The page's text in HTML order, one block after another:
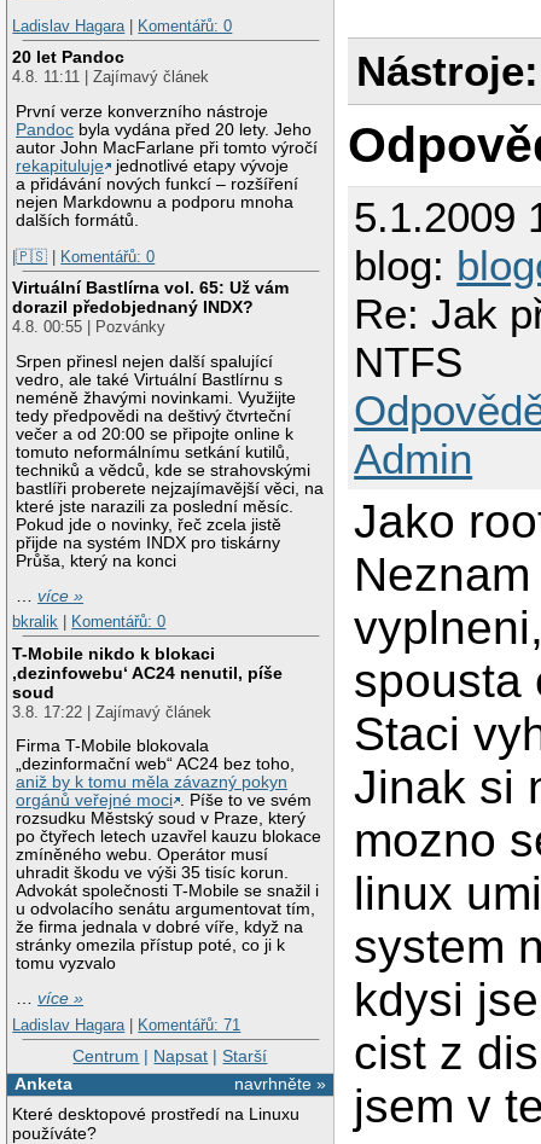
Ladislav Hagara | Komentářů: 0
20 let Pandoc
4.8. 11:11 | Zajímavý článek
První verze konverzního nástroje
Pandoc byla vydána před 20 lety. Jeho
autor John MacFarlane při tomto výročí
rekapituluje
jednotlivé etapy vývoje
a přidávání nových funkcí – rozšíření
nejen Markdownu a podporu mnoha
dalších formátů.
|🇵🇸 | Komentářů: 0
Virtuální Bastlírna vol. 65: Už vám
dorazil předobjednaný INDX?
4.8. 00:55 | Pozvánky
Srpen přinesl nejen další spalující
vedro, ale také Virtuální Bastlírnu s
neméně žhavými novinkami. Využijte
tedy předpovědi na deštivý čtvrteční
večer a od 20:00 se připojte online k
tomuto neformálnímu setkání kutilů,
techniků a vědců, kde se strahovskými
bastlíři proberete nejzajímavější věci, na
které jste narazili za poslední měsíc.
Pokud jde o novinky, řeč zcela jistě
přijde na systém INDX pro tiskárny
Průša, který na konci
…více »
bkralik
Komentářů: 0
T-Mobile nikdo k blokaci
‚dezinfowebu‘ AC24 nenutil, píše
soud
3.8. 17:22 | Zajímavý článek
Firma T-Mobile blokovala
„dezinformační web“ AC24 bez toho,
aniž by k tomu měla závazný pokyn
orgánů veřejné moci . Píše to ve svém
rozsudku Městský soud v Praze, který
po čtyřech letech uzavřel kauzu blokace
zmíněného webu. Operátor musí
uhradit škodu ve výši 35 tisíc korun.
Advokát společnosti T-Mobile se snažil i
u odvolacího senátu argumentovat tím,
že firma jednala v dobré víře, když na
stránky omezila přístup poté, co ji k
tomu vyzvalo
…více »
Ladislav Hagara | Komentářů: 71
Centrum | Napsat |Starší
navrhněte »
Anketa
Které desktopové prostředí na Linuxu
používáte?
Nástroje:
5.1.2009
blog:
Re: Jak
NTFS
Admin
Jako
spousta
Staci
Jinak si
mozno
linux
system
kdysi
cist z
jsem v